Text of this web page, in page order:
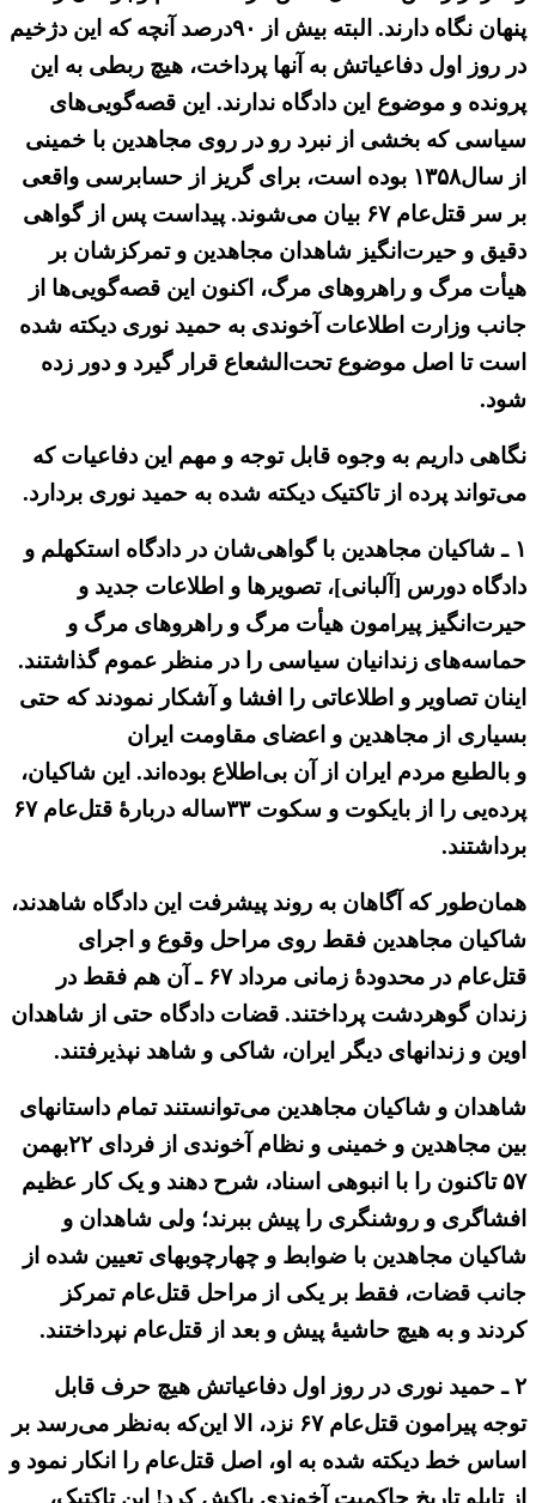
پنهان نگاه دارند. البته بیش از ۹۰درصد آنچه که این دژخیم
در روز اول دفاعیاتش به آنها پرداخت، هیچ ربطی به این
پرونده و موضوع این دادگاه ندارند. این قصه‌گویی‌های
سیاسی که بخشی از نبرد رو در روی مجاهدین با خمینی
از سال۱۳۵۸ بوده است، برای گریز از حسابرسی واقعی
بر سر قتل‌عام ۶۷ بیان می‌شوند. پیداست پس از گواهی
دقیق و حیرت‌انگیز شاهدان مجاهدین و تمرکزشان بر
هیأت مرگ و راهروهای مرگ، اکنون این قصه‌گویی‌ها از
جانب وزارت اطلاعات آخوندی به حمید نوری دیکته شده
است تا اصل موضوع تحت‌الشعاع قرار گیرد و دور زده
شود.
نگاهی داریم به وجوه قابل توجه و مهم این دفاعیات که
می‌تواند پرده از تاکتیک دیکته شده به حمید نوری بردارد.
۱ ـ شاکیان مجاهدین با گواهی‌شان در دادگاه استکهلم و
دادگاه دورس [آلبانی]، تصویرها و اطلاعات جدید و
حیرت‌انگیز پیرامون هیأت مرگ و راهروهای مرگ و
حماسه‌های زندانیان سیاسی را در منظر عموم گذاشتند.
اینان تصاویر و اطلاعاتی را افشا و آشکار نمودند که حتی
بسیاری از مجاهدین و اعضای مقاومت ایران
و بالطبع مردم ایران از آن بی‌اطلاع بوده‌اند. این شاکیان،
پرده‌یی را از بایکوت و سکوت ۳۳ساله دربارهٔ قتل‌عام ۶۷
برداشتند.
همان‌طور که آگاهان به روند پیشرفت این دادگاه شاهدند،
شاکیان مجاهدین فقط روی مراحل وقوع و اجرای
قتل‌عام در محدودهٔ زمانی مرداد ۶۷ ـ آن هم فقط در
زندان گوهردشت پرداختند. قضات دادگاه حتی از شاهدان
اوین و زندانهای دیگر ایران، شاکی و شاهد نپذیرفتند.
شاهدان و شاکیان مجاهدین می‌توانستند تمام داستانهای
بین مجاهدین و خمینی و نظام آخوندی از فردای ۲۲بهمن
۵۷ تاکنون را با انبوهی اسناد، شرح دهند و یک کار عظیم
افشاگری و روشنگری را پیش ببرند؛ ولی شاهدان و
شاکیان مجاهدین با ضوابط و چهارچوبهای تعیین شده از
جانب قضات، فقط بر یکی از مراحل قتل‌عام تمرکز
کردند و به هیچ حاشیهٔ پیش و بعد از قتل‌عام نپرداختند.
۲ ـ حمید نوری در روز اول دفاعیاتش هیچ حرف قابل
توجه پیرامون قتل‌عام ۶۷ نزد، الا این‌که به‌نظر می‌رسد بر
اساس خط دیکته شده به او، اصل قتل‌عام را انکار نمود و
از تابلو تاریخ حاکمیت آخوندی پاکش کرد! این تاکتیک،